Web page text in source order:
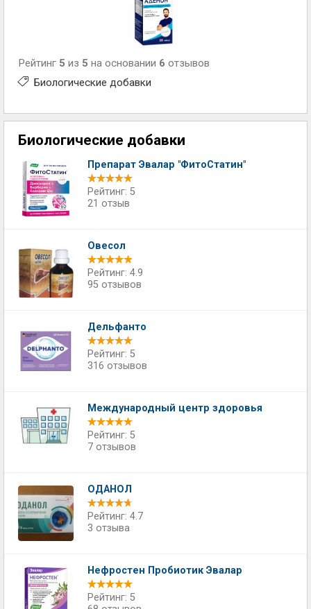
Рейтинг 5 из 5 на основании 6 отзывов
Биологические добавки
Биологические добавки
Препарат Эвалар "ФитоСтатин"
Рейтинг: 5
21 отзыв
Овесол
Рейтинг: 4.9
95 отзывов
Дельфанто
Рейтинг: 5
316 отзывов
Международный центр здоровья
Рейтинг: 5
7 отзывов
ОДАНОЛ
Рейтинг: 4.7
3 отзыва
Нефростен Пробиотик Эвалар
Рейтинг: 5